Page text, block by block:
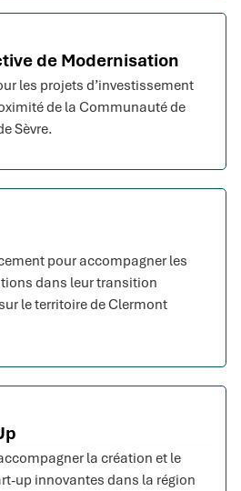
de Modernisation
les projets d’investissement
de la Communauté de
Sèvre.
pour accompagner les
dans leur transition
le territoire de Clermont
la création et le
up innovantes dans la région